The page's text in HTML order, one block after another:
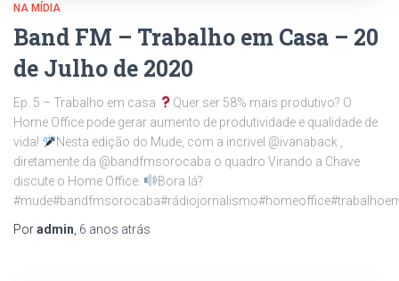
NA MÍDIA
Band FM – Trabalho em Casa – 20
de Julho de 2020
Ep. 5 – Trabalho em casa
Quer ser 58% mais produtivo? O
Home Office pode gerar aumento de produtividade e qualidade de
vida!
Nesta edição do Mude, com a incrivel @ivanaback ,
diretamente da @bandfmsorocaba o quadro Virando a Chave
discute o Home Office.
Bora lá?
Poradmin 6 anos atrás